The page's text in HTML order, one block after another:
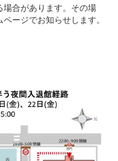
合があります。その場
ージでお知らせします。